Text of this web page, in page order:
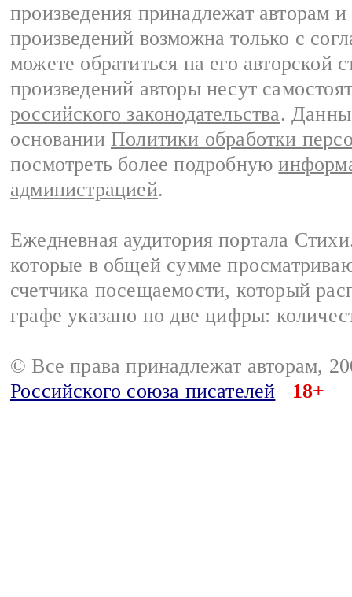
произведения принадлежат авторам
произведений возможна только с
можете обратиться на его авторской
произведений авторы несут
российского законодательства.
основании Политики обработки
посмотреть более подробную
администрацией.
Ежедневная аудитория портала
которые в общей сумме
счетчика посещаемости, который
графе указано по две цифры:
© Все права принадлежат авторам,
Российского союза писателей
18+